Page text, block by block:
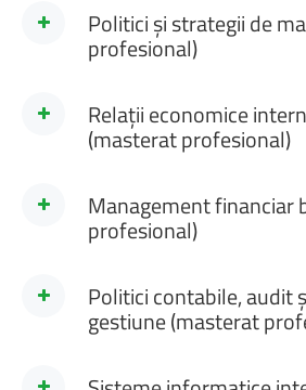
Programul de studii de masterat se
Management, având durata studiilor de 2 ani
Politici și strategii de
profesional)
Relații economice
(masterat profesional)
Management financiar
profesional)
Politici contabile, audit
gestiune (masterat